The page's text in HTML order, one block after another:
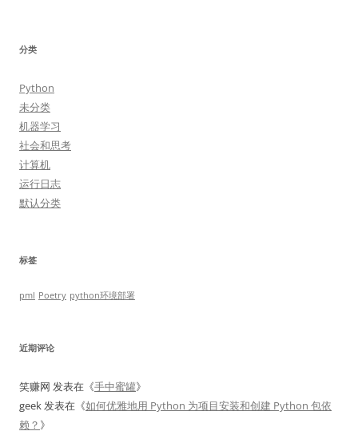
分类
Python
未分类
机器学习
社会和思考
计算机
运行日志
默认分类
标签
pml Poetry python环境部署
近期评论
笑赚网 发表在《手中蜜罐》
geek 发表在《如何优雅地用 Python 为项目安装和创建 Python 包依
赖？ 》